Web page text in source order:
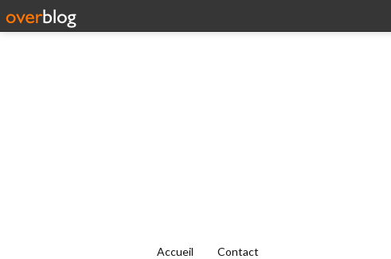
Accueil Contact